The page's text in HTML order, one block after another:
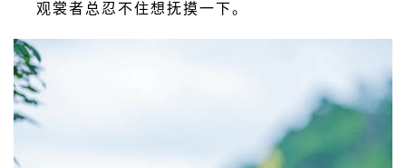
观裳者总忍不住想抚摸一下。